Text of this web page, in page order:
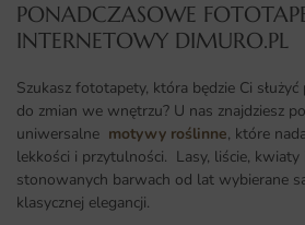
PONADCZASOWE
INTERNETOWY DIMURO.PL​
Szukasz fototapety, która będzie Ci
do zmian we wnętrzu? U nas znajdziesz
uniwersalne motywy roślinne, które
lekkości i przytulności. Lasy, liście,
stonowanych barwach od lat wybierane
klasycznej elegancji.